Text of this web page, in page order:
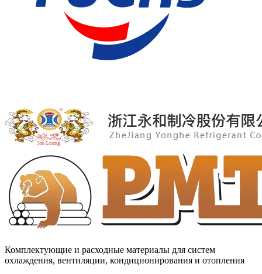
Комплектующие и расходные материалы для систем
охлаждения, вентиляции, кондиционирования и отопления